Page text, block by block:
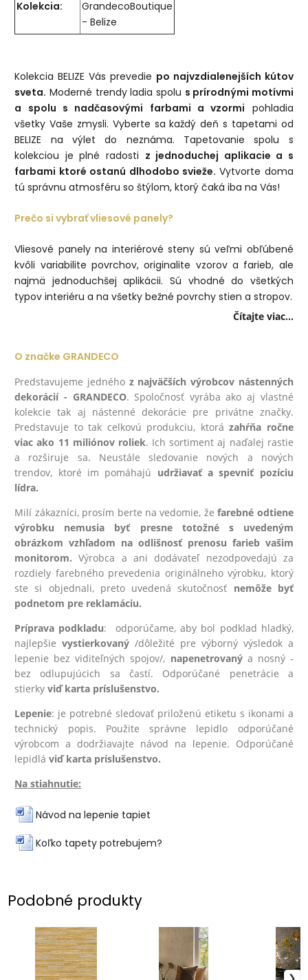
Kolekcia:
GrandecoBoutique
- Belize
Kolekcia BELIZE Vás prevedie po najvzdialenejších kútov
sveta. Moderné trendy ladia spolu s prírodnými motívmi
a spolu s nadčasovými farbami a vzormi pohladia
všetky Vaše zmysli. Vyberte sa každý deň s tapetami od
BELIZE na výlet do neznáma. Tapetovanie spolu s
kolekciou je plné radosti z jednoduchej aplikacie a s
farbami ktoré ostanú dlhodobo svieže. Vytvorte doma
tú správnu atmosféru so štýlom, ktorý čaká iba na Vás!
Prečo si vybrať vliesové panely?
Vliesové panely na interiérové steny sú veľmi obľúbené
kvôli variabilite povrchov, originalite vzorov a farieb, ale
najmä jednoduchšej aplikácii. Sú vhodné do všetkých
typov interiéru a na všetky bežné povrchy stien a stropov.
Čítajte viac...
O značke GRANDECO
Predstavujeme jedného z najväčších výrobcov nástenných
dekorácií - GRANDECO. Spoločnosť vyrába ako aj vlastné
kolekcie tak aj nástenné dekorácie pre privátne značky.
Predstavuje to tak celkovú produkciu, ktorázahŕňa ročne
viac ako 11 miliónov roliek. Ich sortiment aj naďalej rastie
a rozširuje sa. Neustále sledovanie nových a nových
trendov, ktoré im pomáhajú udržiavať a spevniť pozíciu
lídra.
Milí zákazníci, prosím berte na vedomie, žefarebné odtiene
výrobku nemusia byť presne totožné s uvedeným
obrázkom vzhľadom na odlišnosť prenosu farieb vašim
monitorom.Výrobca a ani dodávateľ nezodpovedajú za
rozdiely farebného prevedenia originálneho výrobku, ktorý
ste si objednali, preto uvedená skutočnosť nemôže byť
podnetom pre reklamáciu.
Príprava podkladu: odporúčame, aby bol podklad hladký,
najlepšievystierkovaný /dôležité pre výborný výsledok a
lepenie bez viditeľných spojov/, napenetrovanýa nosný -
bez odlupujúcich sa častí. Odporúčané penetrácie a
stierkyviď karta príslušenstvo.
Lepenie: je potrebné sledovať priloženú etiketu s ikonami a
technický popis. Použite správne lepidlo odporúčané
výrobcom a dodržiavajte návod na lepenie. Odporúčané
lepidláviď karta príslušenstvo.
Na stiahnutie:
Návod na lepenie tapiet
Koľko tapety potrebujem?
Podobné produkty